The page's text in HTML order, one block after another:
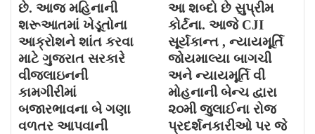
છે. આજ મહિનાની
શરૂઆતમાં ખેડૂતોના
આક્રોશને શાંત કરવા
માટે ગુજરાત સરકારે
વીજલાઇનની
કામગીરીમાં
બજારભાવના બે ગણા
વળતર આપવાની
આ શબ્દો છે સુપ્રીમ
કોર્ટના. આજે CJI
સૂર્યકાન્ત , ન્યાયમૂર્તિ
જોયમાલ્યા બાગચી
અને ન્યાયમૂર્તિ વી
મોહનાની બેન્ચ દ્વારા
૨૦મી જુલાઈના રોજ
પ્રદર્શનકારીઓ પર જે